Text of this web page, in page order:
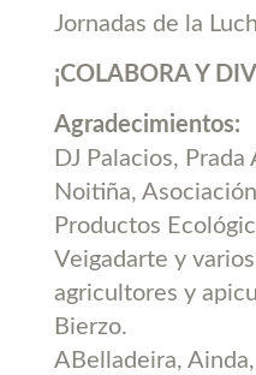
Jornadas de la
¡COLABORA Y
Agradecimientos:
DJ Palacios, Prada
Noitiña,
Productos
Veigadarte y
agricultores y
Bierzo.
ABelladeira,